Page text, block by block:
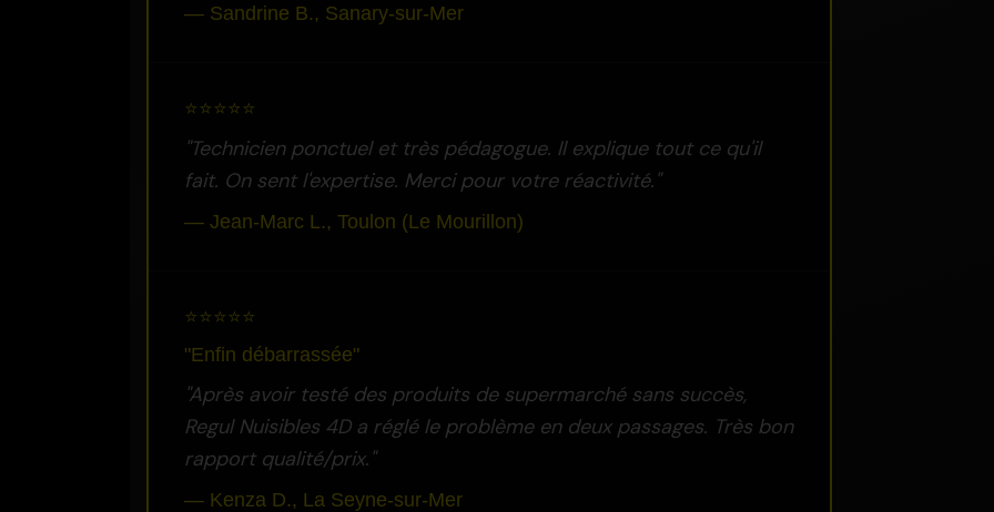
— Sandrine B., Sanary-sur-Mer
⭐⭐⭐⭐⭐
"Technicien ponctuel et très pédagogue. Il explique tout ce qu'il
fait. On sent l'expertise. Merci pour votre réactivité."
— Jean-Marc L., Toulon (Le Mourillon)
⭐⭐⭐⭐⭐
"Enfin débarrassée"
"Après avoir testé des produits de supermarché sans succès,
Regul Nuisibles 4D a réglé le problème en deux passages. Très bon
rapport qualité/prix."
— Kenza D., La Seyne-sur-Mer